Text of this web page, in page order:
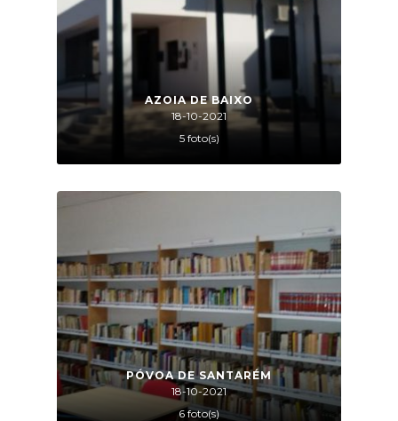
AZOIA DE BAIXO
18-10-2021
5 foto(s)
PÓVOA DE SANTARÉM
18-10-2021
6 foto(s)